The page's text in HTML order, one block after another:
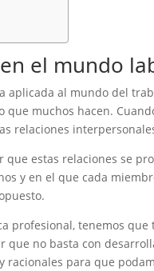
el mundo
aplicada al mundo del
que muchos hacen.
relaciones
que estas relaciones se
y en el que cada
profesional, tenemos
que no basta con
racionales para que